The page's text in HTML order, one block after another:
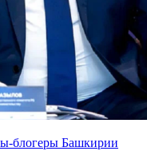
блогеры Башкирии